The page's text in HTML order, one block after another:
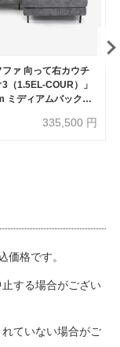
ファ 向って右カウチ
3（1.5EL-COUR）」
ミディアムバックタ
レー 座面ミディアム
335,500 円
格です。
する場合がござい
ていない場合がご